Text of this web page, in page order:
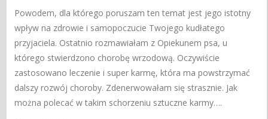
Powodem, dla którego poruszam ten temat jest jego istotny
wpływ na zdrowie i samopoczucie Twojego kudłatego
przyjaciela. Ostatnio rozmawiałam z Opiekunem psa, u
którego stwierdzono chorobę wrzodową. Oczywiście
zastosowano leczenie i super karmę, która ma powstrzymać
dalszy rozwój choroby. Zdenerwowałam się strasznie. Jak
można polecać w takim schorzeniu sztuczne karmy….